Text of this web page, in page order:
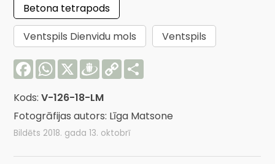
Betona tetrapods
Ventspils Dienvidu mols
Ventspils
FacebookWhatsApp
X Draugiem
Copy
Link
Kods:V-126-18-LM
Fotogrāfijas autors: Līga Matsone
Bildēts 2018. gada 13. oktobrī